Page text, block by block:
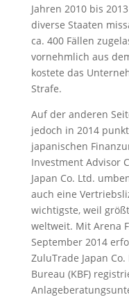
Jahren 2010 bis
diverse Staaten
ca. 400 Fällen
vornehmlich aus
kostete das
Strafe.
Auf der anderen
jedoch in 2014
japanischen
Investment Advisor
Japan Co. Ltd.
auch eine
wichtigste, weil
weltweit. Mit Arena
September 2014
ZuluTrade Japan
Bureau (KBF)